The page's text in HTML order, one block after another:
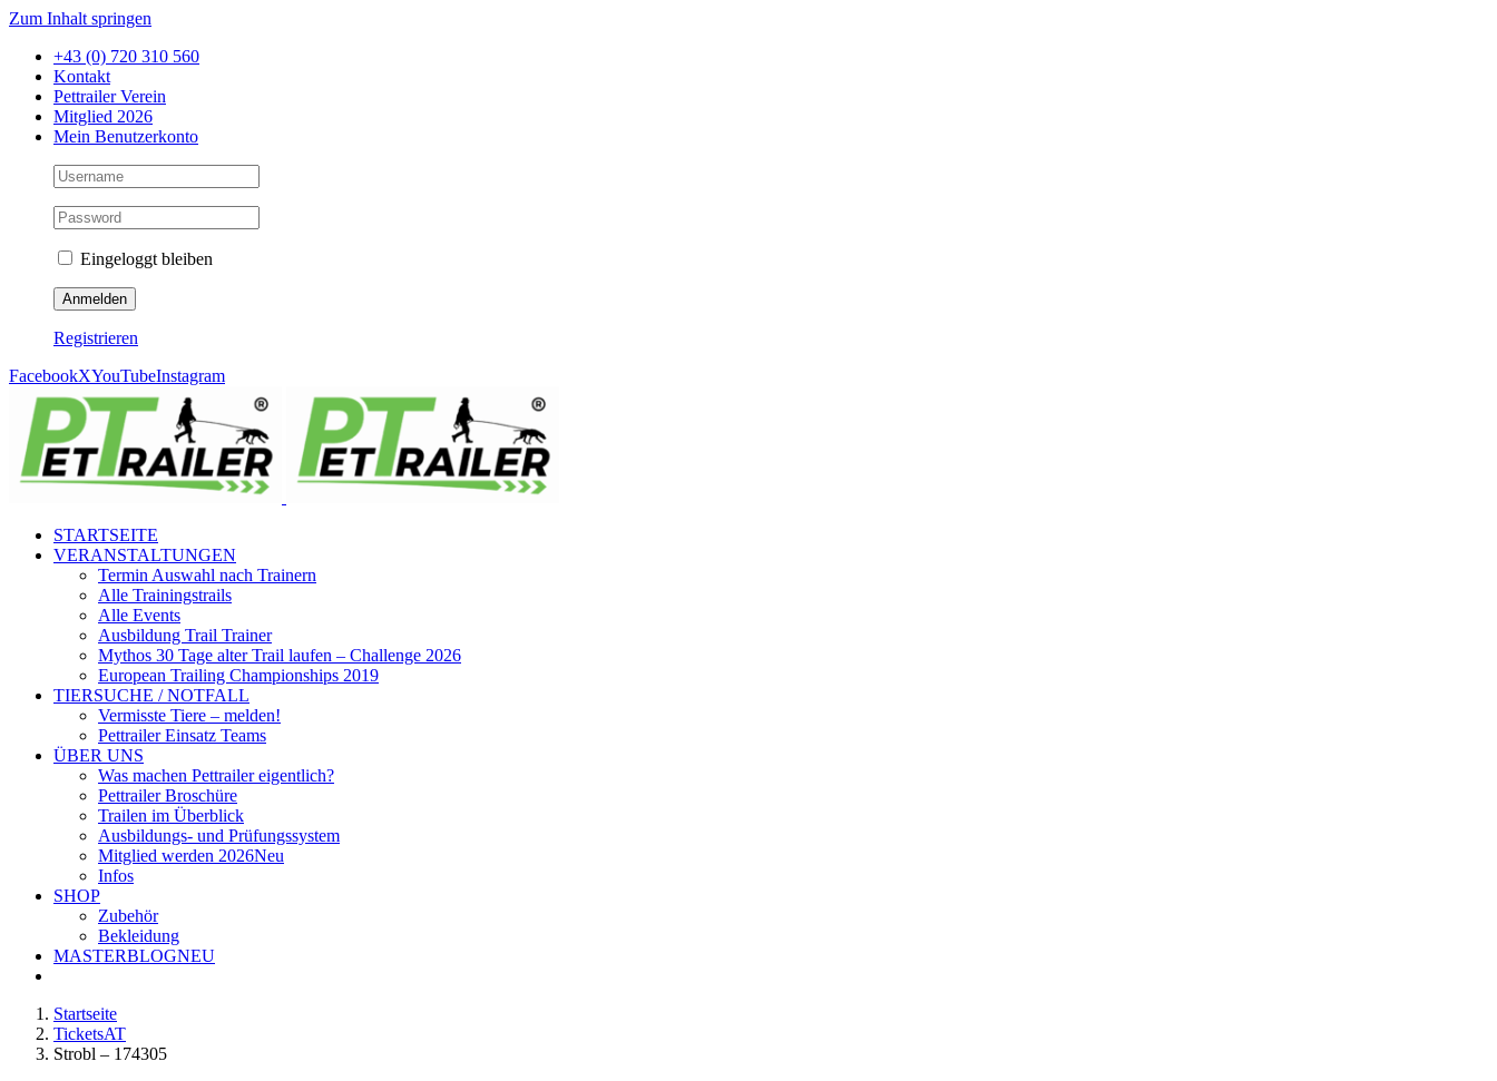
Zum Inhalt springen
+43 (0) 720 310 560
Kontakt
Pettrailer Verein
Mitglied 2026
Mein Benutzerkonto
Eingeloggt bleiben
Registrieren
FacebookXYouTubeInstagram
STARTSEITE
VERANSTALTUNGEN
Termin Auswahl nach Trainern
Alle Trainingstrails
Alle Events
Ausbildung Trail Trainer
Mythos 30 Tage alter Trail laufen – Challenge 2026
European Trailing Championships 2019
TIERSUCHE / NOTFALL
Vermisste Tiere – melden!
Pettrailer Einsatz Teams
ÜBER UNS
Was machen Pettrailer eigentlich?
Pettrailer Broschüre
Trailen im Überblick
Ausbildungs- und Prüfungssystem
Mitglied werden 2026Neu
Infos
SHOP
Zubehör
Bekleidung
MASTERBLOGNEU
Startseite
TicketsAT
Strobl – 174305